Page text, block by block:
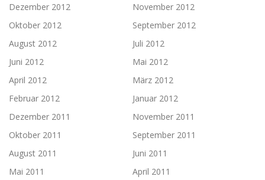
Dezember 2012
November 2012
Oktober 2012
September 2012
August 2012
Juli 2012
Juni 2012
Mai 2012
April 2012
März 2012
Februar 2012
Januar 2012
Dezember 2011
November 2011
Oktober 2011
September 2011
August 2011
Juni 2011
Mai 2011
April 2011